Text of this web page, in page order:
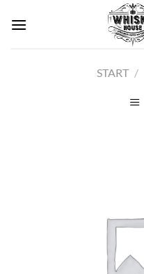
START /